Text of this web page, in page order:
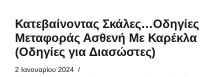
Κατεβαίνοντας Σκάλες…Οδηγίες
Μεταφοράς Ασθενή Με Καρέκλα
(Οδηγίες για Διασώστες)
2 Ιανουαρίου 2024